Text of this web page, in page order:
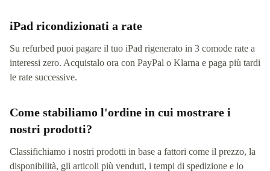
iPad ricondizionati a rate
Su refurbed puoi pagare il tuo iPad rigenerato in 3 comode rate a
interessi zero. Acquistalo ora con PayPal o Klarna e paga più tardi
le rate successive.
Come stabiliamo l'ordine in cui mostrare i
nostri prodotti?
Classifichiamo i nostri prodotti in base a fattori come il prezzo, la
disponibilità, gli articoli più venduti, i tempi di spedizione e lo